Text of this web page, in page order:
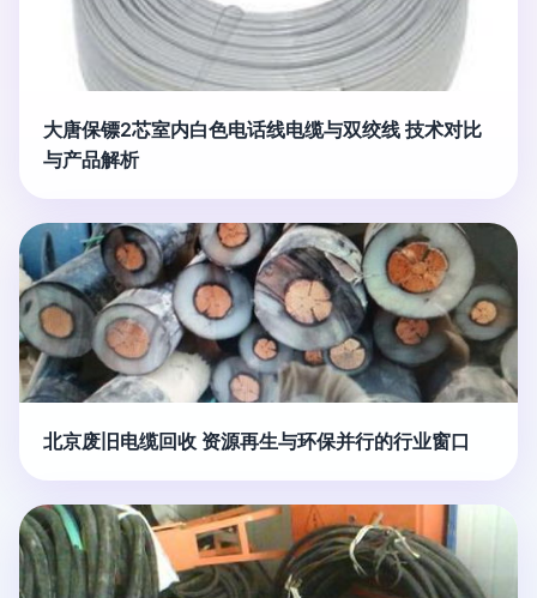
大唐保镖2芯室内白色电话线电缆与双绞线 技术对比
与产品解析
北京废旧电缆回收 资源再生与环保并行的行业窗口